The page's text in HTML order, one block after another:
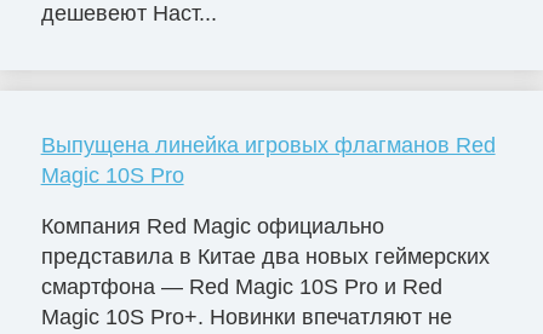
дешевеют Наст...
Выпущена линейка игровых флагманов Red
Magic 10S Pro
Компания Red Magic официально
представила в Китае два новых геймерских
смартфона — Red Magic 10S Pro и Red
Magic 10S Pro+. Новинки впечатляют не